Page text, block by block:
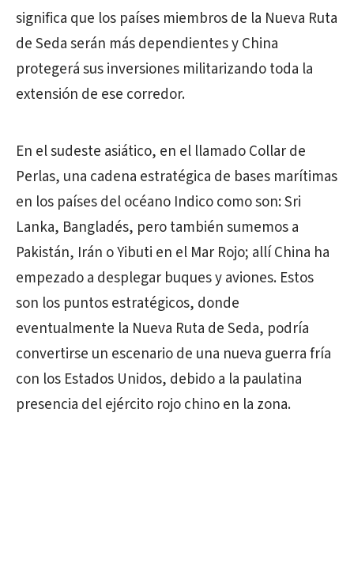
significa que los países miembros de la Nueva Ruta
de Seda serán más dependientes y China
protegerá sus inversiones militarizando toda la
extensión de ese corredor.
En el sudeste asiático, en el llamado Collar de
Perlas, una cadena estratégica de bases marítimas
en los países del océano Indico como son: Sri
Lanka, Bangladés, pero también sumemos a
Pakistán, Irán o Yibuti en el Mar Rojo; allí China ha
empezado a desplegar buques y aviones. Estos
son los puntos estratégicos, donde
eventualmente la Nueva Ruta de Seda, podría
convertirse un escenario de una nueva guerra fría
con los Estados Unidos, debido a la paulatina
presencia del ejército rojo chino en la zona.